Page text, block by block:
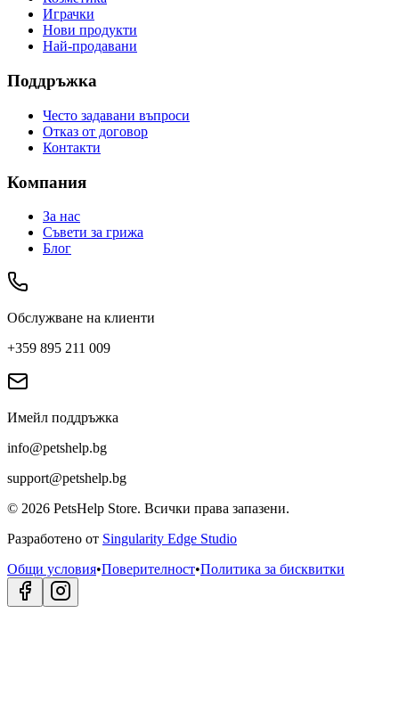
Играчки
Нови продукти
Най-продавани
Поддръжка
Често задавани въпроси
Отказ от договор
Контакти
Компания
За нас
Съвети за грижа
Блог
Обслужване на клиенти
+359 895 211 009
Имейл поддръжка
info@petshelp.bg
support@petshelp.bg
© 2026 PetsHelp Store. Всички права запазени.
Разработено от Singularity Edge Studio
Общи условия•Поверителност•Политика за бисквитки